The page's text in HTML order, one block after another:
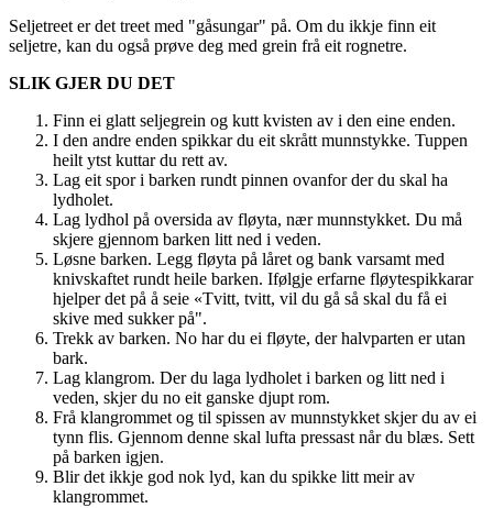
Seljetreet er det treet med "gåsungar" på. Om du ikkje finn eit
seljetre, kan du også prøve deg med grein frå eit rognetre.
SLIK GJER DU DET
Finn ei glatt seljegrein og kutt kvisten av i den eine enden.
I den andre enden spikkar du eit skrått munnstykke. Tuppen
heilt ytst kuttar du rett av.
Lag eit spor i barken rundt pinnen ovanfor der du skal ha
lydholet.
Lag lydhol på oversida av fløyta, nær munnstykket. Du må
skjere gjennom barken litt ned i veden.
Løsne barken. Legg fløyta på låret og bank varsamt med
knivskaftet rundt heile barken. Ifølgje erfarne fløytespikkarar
hjelper det på å seie «Tvitt, tvitt, vil du gå så skal du få ei
skive med sukker på".
Trekk av barken. No har du ei fløyte, der halvparten er utan
bark.
Lag klangrom. Der du laga lydholet i barken og litt ned i
veden, skjer du no eit ganske djupt rom.
Frå klangrommet og til spissen av munnstykket skjer du av ei
tynn flis. Gjennom denne skal lufta pressast når du blæs. Sett
på barken igjen.
Blir det ikkje god nok lyd, kan du spikke litt meir av
klangrommet.